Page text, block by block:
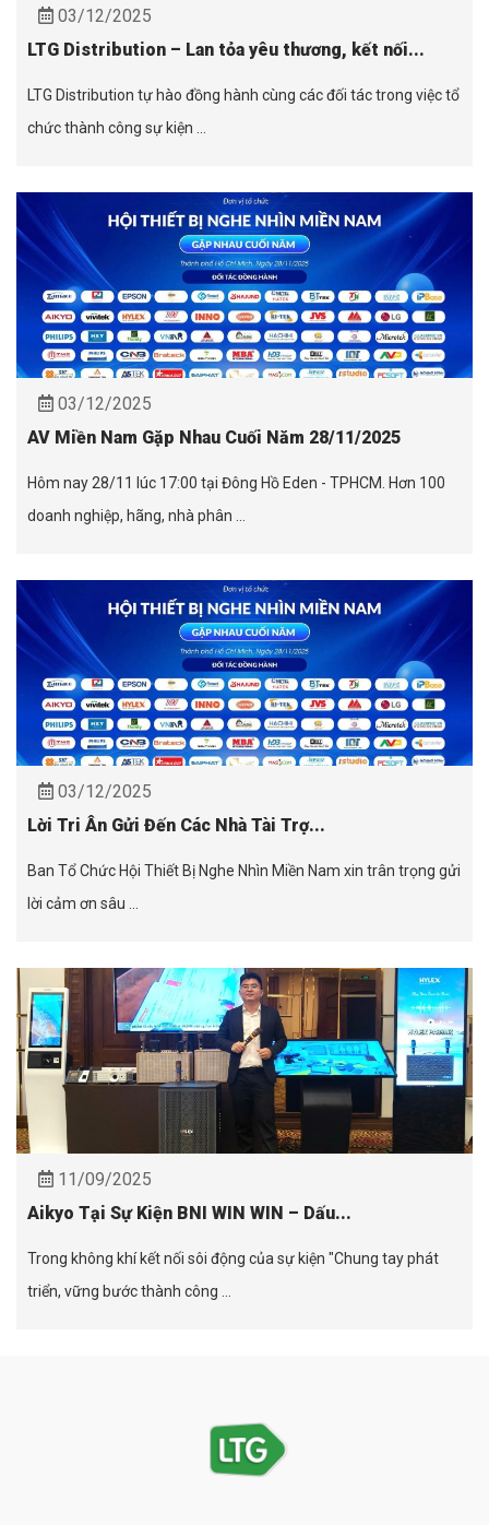
03/12/2025
LTG Distribution – Lan tỏa yêu thương, kết nối...
LTG Distribution tự hào đồng hành cùng các đối tác trong việc tổ
chức thành công sự kiện ...
03/12/2025
AV Miền Nam Gặp Nhau Cuối Năm 28/11/2025
Hôm nay 28/11 lúc 17:00 tại Đông Hồ Eden - TPHCM. Hơn 100
doanh nghiệp, hãng, nhà phân ...
03/12/2025
Lời Tri Ân Gửi Đến Các Nhà Tài Trợ...
Ban Tổ Chức Hội Thiết Bị Nghe Nhìn Miền Nam xin trân trọng gửi
lời cảm ơn sâu ...
11/09/2025
Aikyo Tại Sự Kiện BNI WIN WIN – Dấu...
Trong không khí kết nối sôi động của sự kiện "Chung tay phát
triển, vững bước thành công ...